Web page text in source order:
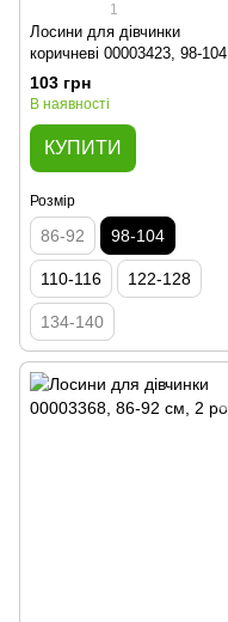
1
Лосини для дівчинки
коричневі 00003423, 98-104
см, 3-4 роки
103 грн
В наявності
КУПИТИ
Розмір
86-92 98-104
110-116 122-128
134-140